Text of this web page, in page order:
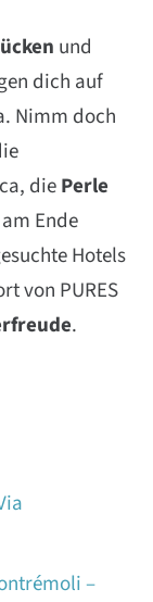
und
dich auf
Nimm doch
diePerle
Ende
Hotels
von PURES
.
–